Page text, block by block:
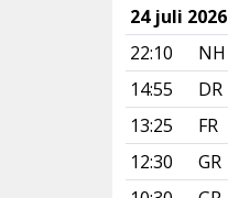
24 juli 2026
22:10
NH
14:55
DR
13:25
FR
12:30
GR